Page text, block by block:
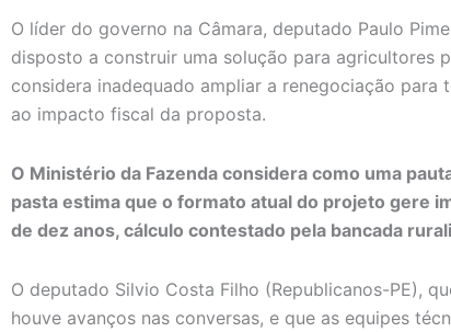
O líder do governo na Câmara, deputado Paulo
disposto a construir uma solução para agricultores
considera inadequado ampliar a renegociação
ao impacto fiscal da proposta.
O Ministério da Fazenda considera como uma
pasta estima que o formato atual do projeto gere
de dez anos, cálculo contestado pela bancada
O deputado Silvio Costa Filho (Republicanos-PE),
houve avanços nas conversas, e que as equipes